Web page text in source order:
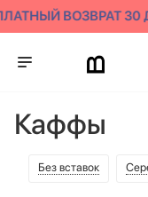
ВОЗВРАТ 30
Каффы
Без вставок